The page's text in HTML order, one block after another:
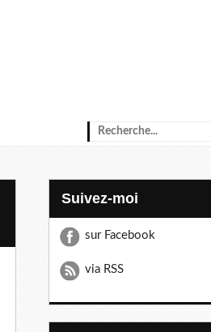
Suivez-moi
sur Facebook
via RSS